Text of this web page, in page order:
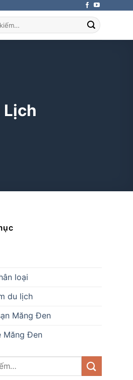
Lịch
loại
du lịch
Măng Đen
Măng Đen